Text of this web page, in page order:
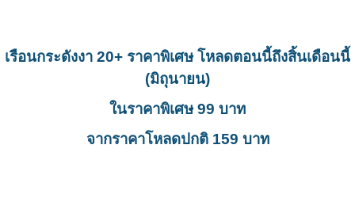
เรือนกระดังงา 20+ ราคาพิเศษ โหลดตอนนี้ถึงสิ้นเดือนนี้
(มิถุนายน)
ในราคาพิเศษ 99 บาท
จากราคาโหลดปกติ 159 บาท